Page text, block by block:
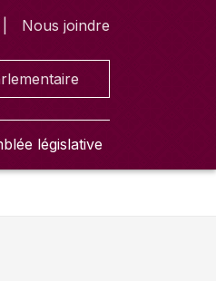
Nous joindre
législative